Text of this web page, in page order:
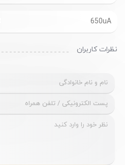
650uA
نظرات کاربران